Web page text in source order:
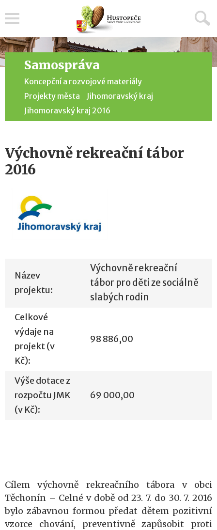
Samospráva
Koncepční a rozvojové materiály
Projekty města
Jihomoravský kraj
Jihomoravský kraj 2016
Výchovně rekreační tábor
2016
Název
projektu:
Výchovně rekreační
tábor pro děti ze sociálně
slabých rodin
Celkové
výdaje na
projekt (v
Kč):
98 886,00
Výše dotace z
rozpočtu JMK
(v Kč):
69 000,00
Cílem výchovně rekreačního tábora v obci
Těchonín – Celné v době od 23. 7. do 30. 7. 2016
bylo zábavnou formou předat dětem pozitivní
vzorce chování, preventivně zapůsobit proti